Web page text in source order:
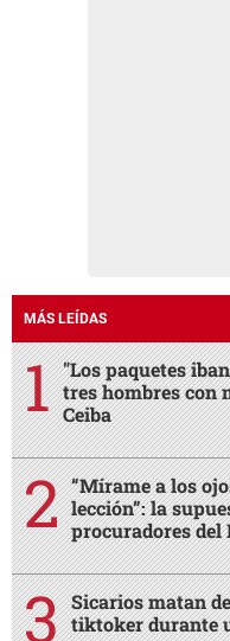
MÁS LEÍDAS
"Los paquetes
tres hombres con
Ceiba
“Mírame a los
lección”: la
procuradores del
Sicarios matan
tiktoker durante